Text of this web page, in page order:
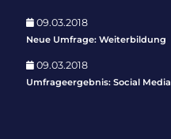
09.03.2018
Neue Umfrage: Weiterbildung
09.03.2018
Umfrageergebnis: Social Media